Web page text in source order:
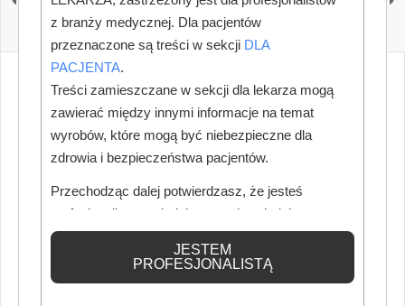
alternatywnej i błędów
w nazewnictwie zawodu
„lekarz dentysta”
e-papierosów i
woreczków
nikotynowych
z branży medycznej. Dla pacjentów
przeznaczone są treści w sekcji DLA
PACJENTA.
Treści zamieszczane w sekcji dla lekarza mogą
zawierać między innymi informacje na temat
wyrobów, które mogą być niebezpieczne dla
zdrowia i bezpieczeństwa pacjentów.
Przechodząc dalej potwierdzasz, że jesteś
profesjonalistą posiadającym odpowiednią
wiedzę medyczną.
JESTEM
PROFESJONALISTĄ